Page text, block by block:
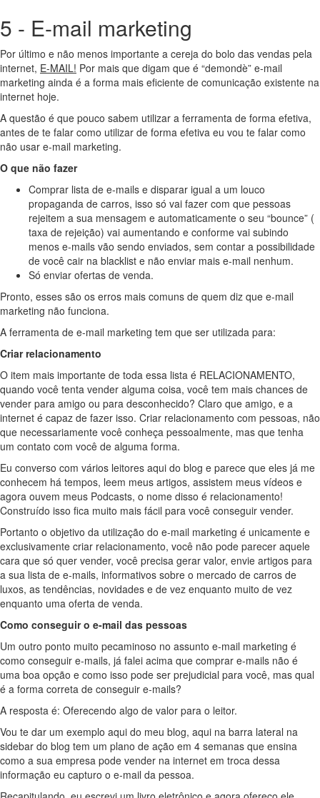
5 - E-mail marketing
Por último e não menos importante a cereja do bolo das vendas pela
internet, E-MAIL! Por mais que digam que é “demondè” e-mail
marketing ainda é a forma mais eficiente de comunicação existente na
internet hoje.
A questão é que pouco sabem utilizar a ferramenta de forma efetiva,
antes de te falar como utilizar de forma efetiva eu vou te falar como
não usar e-mail marketing.
O que não fazer
Comprar lista de e-mails e disparar igual a um louco
propaganda de carros, isso só vai fazer com que pessoas
rejeitem a sua mensagem e automaticamente o seu “bounce” (
taxa de rejeição) vai aumentando e conforme vai subindo
menos e-mails vão sendo enviados, sem contar a possibilidade
de você cair na blacklist e não enviar mais e-mail nenhum.
Só enviar ofertas de venda.
Pronto, esses são os erros mais comuns de quem diz que e-mail
marketing não funciona.
A ferramenta de e-mail marketing tem que ser utilizada para:
Criar relacionamento
O item mais importante de toda essa lista é RELACIONAMENTO,
quando você tenta vender alguma coisa, você tem mais chances de
vender para amigo ou para desconhecido? Claro que amigo, e a
internet é capaz de fazer isso. Criar relacionamento com pessoas, não
que necessariamente você conheça pessoalmente, mas que tenha
um contato com você de alguma forma.
Eu converso com vários leitores aqui do blog e parece que eles já me
conhecem há tempos, leem meus artigos, assistem meus vídeos e
agora ouvem meus Podcasts, o nome disso é relacionamento!
Construído isso fica muito mais fácil para você conseguir vender.
Portanto o objetivo da utilização do e-mail marketing é unicamente e
exclusivamente criar relacionamento, você não pode parecer aquele
cara que só quer vender, você precisa gerar valor, envie artigos para
a sua lista de e-mails, informativos sobre o mercado de carros de
luxos, as tendências, novidades e de vez enquanto muito de vez
enquanto uma oferta de venda.
Como conseguir o e-mail das pessoas
Um outro ponto muito pecaminoso no assunto e-mail marketing é
como conseguir e-mails, já falei acima que comprar e-mails não é
uma boa opção e como isso pode ser prejudicial para você, mas qual
é a forma correta de conseguir e-mails?
A resposta é: Oferecendo algo de valor para o leitor.
Vou te dar um exemplo aqui do meu blog, aqui na barra lateral na
sidebar do blog tem um plano de ação em 4 semanas que ensina
como a sua empresa pode vender na internet em troca dessa
informação eu capturo o e-mail da pessoa.